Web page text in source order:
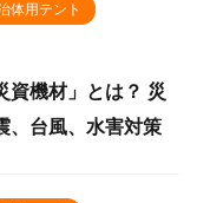
体用テント
資機材」とは？ 災
、台風、水害対策